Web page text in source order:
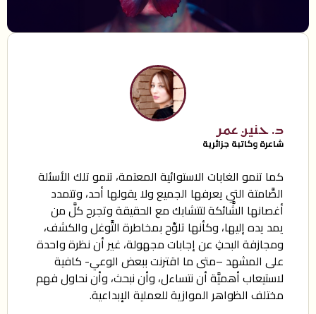
د. حنين عمر
شاعرة وكاتبة جزائرية
كما تنمو الغابات الاستوائية المعتمة، تنمو تلك الأسئلة
الصَّامتة التي يعرفها الجميع ولا يقولها أحد، وتتمدد
أغصانها الشَّائكة لتتشابك مع الحقيقة وتجرح كلَّ من
يمد يده إليها، وكأنها تلوِّح بمخاطرة التَّوغل والكشف،
ومجازفة البحثِ عن إجابات مجهولة، غير أن نظرة واحدة
على المشهد –متى ما اقترنت ببعض الوعي- كافية
لاستيعاب أهميَّة أن نتساءل، وأن نبحث، وأن نحاول فهم
مختلف الظواهر الموازية للعملية الإبداعية.